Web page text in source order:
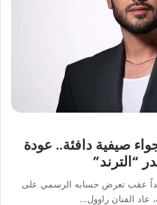
صيفية دافئة.. عودة
“الترند”
عقب تعرض حسابه الرسمي على
عاد الفنان راوول…